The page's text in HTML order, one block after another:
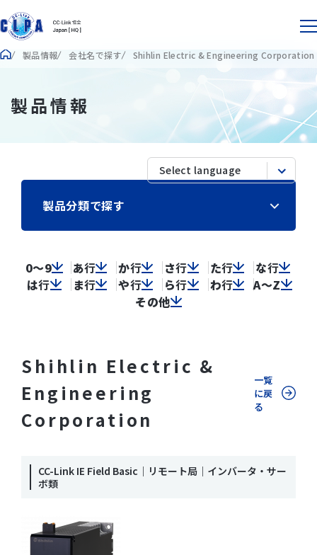
製品情報 会社名で探す Shihlin Electric & Engineering Corporation
製品情報
製品分類で探す
0～9 あ行 か行 さ行 た行 な行
は行 ま行 や行 ら行 わ行
A～Z
その他
Shihlin Electric &
Engineering
Corporation
一覧
に戻
る
CC-Link IE Field Basic｜リモート局｜インバータ・サー
ボ類